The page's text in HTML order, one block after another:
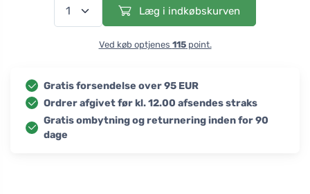
Læg i indkøbskurven
Ved køb optjenes 115point.
Gratis forsendelse over 95 EUR
Ordrer afgivet før kl. 12.00 afsendes straks
Gratis ombytning og returnering inden for 90
dage